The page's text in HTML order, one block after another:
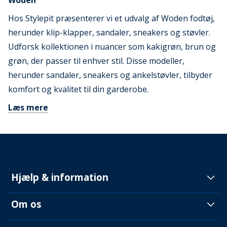
Hos Stylepit præsenterer vi et udvalg af Woden fodtøj,
herunder klip-klapper, sandaler, sneakers og støvler.
Udforsk kollektionen i nuancer som kakigrøn, brun og
grøn, der passer til enhver stil. Disse modeller,
herunder sandaler, sneakers og ankelstøvler, tilbyder
komfort og kvalitet til din garderobe.
Læs mere
Hjælp & information
Om os